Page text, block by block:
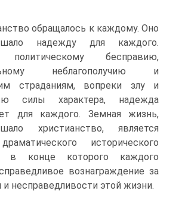
обращалось к каждому. Оно
надежду для каждого.
политическому бесправию,
неблагополучию и
страданиям, вопреки злу и
силы характера, надежда
для каждого. Земная жизнь,
христианство, является
исторического
в конце которого каждого
вознаграждение за
и несправедливости этой жизни.